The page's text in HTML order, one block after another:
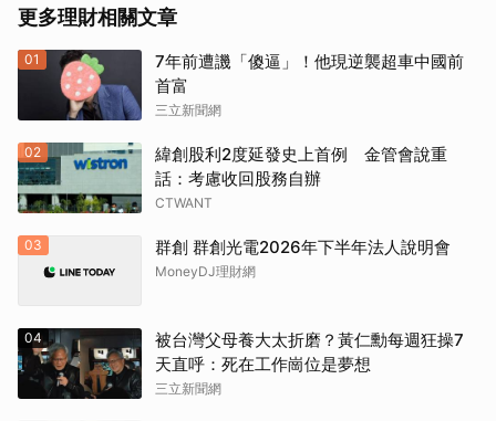
更多理財相關文章
01
7年前遭譏「傻逼」！他現逆襲超車中國前
首富
三立新聞網
02
緯創股利2度延發史上首例 金管會說重
話：考慮收回股務自辦
CTWANT
03 群創 群創光電2026年下半年法人說明會
MoneyDJ理財網
04
被台灣父母養大太折磨？黃仁勳每週狂操7
天直呼：死在工作崗位是夢想
三立新聞網